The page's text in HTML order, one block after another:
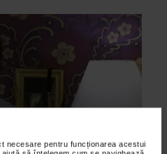
necesare pentru funcționarea acestui